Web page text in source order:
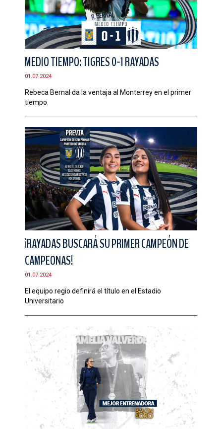
MEDIO TIEMPO: TIGRES 0-1 RAYADAS
01.07.2024
Rebeca Bernal da la ventaja al Monterrey en el primer
tiempo
¡RAYADAS BUSCARÁ SU PRIMER CAMPEÓN DE
CAMPEONAS!
01.07.2024
El equipo regio definirá el título en el Estadio
Universitario